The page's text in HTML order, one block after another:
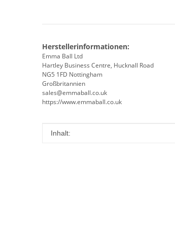
Herstellerinformationen:
Emma Ball Ltd
Hartley Business Centre, Hucknall Road
NG5 1FD Nottingham
Großbritannien
sales@emmaball.co.uk
https://www.emmaball.co.uk
Produkteigenschaft
Wert
Inhalt: